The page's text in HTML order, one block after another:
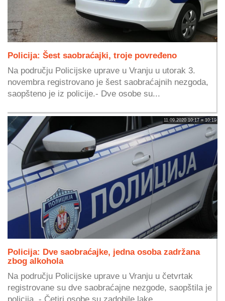
Policija: Šest saobraćajki, troje povređeno
Na području Policijske uprave u Vranju u utorak 3.
novembra registrovano je šest saobraćajnih nezgoda,
saopšteno je iz policije.- Dve osobe su...
11.09.2020 10:17 » 10:19
Policija: Dve saobraćajke, jedna osoba zadržana
zbog alkohola
Na području Policijske uprave u Vranju u četvrtak
registrovane su dve saobraćajne nezgode, saopštila je
policija. - Četiri osobe su zadobile lake...